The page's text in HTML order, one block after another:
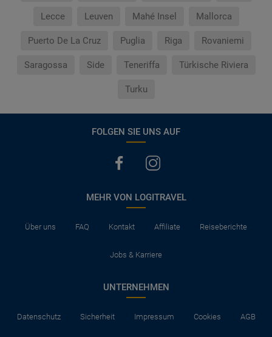
Lecce Leuven Mahé Insel Mallorca
Puerto De La Cruz Puglia Riga Rovaniemi
Saragossa Side Teneriffa Türkische Riviera
Turku
FOLGEN SIE UNS AUF
MEHR VON LOGITRAVEL
Über uns FAQ Kontakt Affiliate Reiseberichte
Jobs & Karriere
UNTERNEHMEN
Datenschutz Sicherheit Impressum Cookies AGB